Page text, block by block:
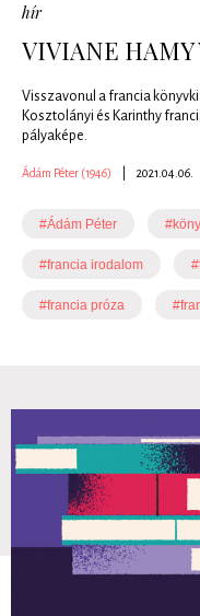
hír
VIVIANE HAMY
Visszavonul a francia
Kosztolányi és Karinthy
pályaképe.
Ádám Péter (1946) 2021.04.06.
#Ádám Péter
#francia irodalom
#francia próza